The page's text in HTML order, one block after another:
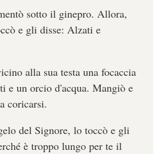
sotto il ginepro. Allora,
e gli disse: Alzati e
alla sua testa una focaccia
e un orcio d'acqua. Mangiò e
coricarsi.
del Signore, lo toccò e gli
è troppo lungo per te il